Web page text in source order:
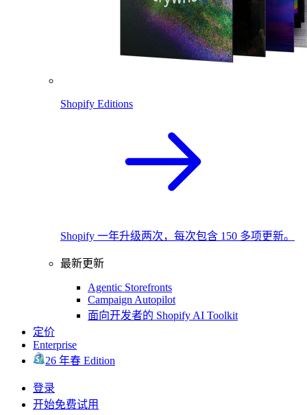
Shopify Editions
Shopify 一年升级两次，每次包含 150 多项更新。
最新更新
Agentic Storefronts
Campaign Autopilot
面向开发者的 Shopify AI Toolkit
定价
Enterprise
26 年春 Edition
登录
开始免费试用